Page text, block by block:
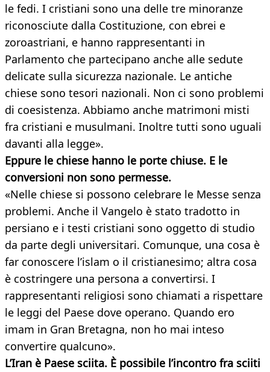
le fedi. I cristiani sono una delle tre minoranze
riconosciute dalla Costituzione, con ebrei e
zoroastriani, e hanno rappresentanti in
Parlamento che partecipano anche alle sedute
delicate sulla sicurezza nazionale. Le antiche
chiese sono tesori nazionali. Non ci sono problemi
di coesistenza. Abbiamo anche matrimoni misti
fra cristiani e musulmani. Inoltre tutti sono uguali
davanti alla legge».
Eppure le chiese hanno le porte chiuse. E le
conversioni non sono permesse.
«Nelle chiese si possono celebrare le Messe senza
problemi. Anche il Vangelo è stato tradotto in
persiano e i testi cristiani sono oggetto di studio
da parte degli universitari. Comunque, una cosa è
far conoscere l’islam o il cristianesimo; altra cosa
è costringere una persona a convertirsi. I
rappresentanti religiosi sono chiamati a rispettare
le leggi del Paese dove operano. Quando ero
imam in Gran Bretagna, non ho mai inteso
convertire qualcuno».
L’Iran è Paese sciita. È possibile l’incontro fra sciiti